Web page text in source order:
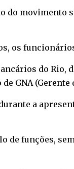
do
os
do
GNA
a
de funções,